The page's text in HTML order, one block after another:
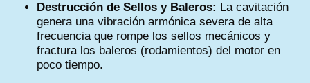
Destrucción de Sellos y Baleros: La cavitación
genera una vibración armónica severa de alta
frecuencia que rompe los sellos mecánicos y
fractura los baleros (rodamientos) del motor en
poco tiempo.